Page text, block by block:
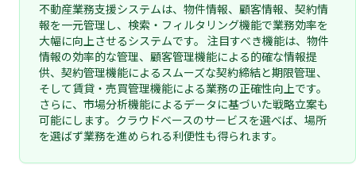
不動産業務支援システムは、物件情報、顧客情報、契約情
報を一元管理し、検索・フィルタリング機能で業務効率を
大幅に向上させるシステムです。 注目すべき機能は、物件
情報の効率的な管理、顧客管理機能による的確な情報提
供、契約管理機能によるスムーズな契約締結と期限管理、
そして賃貸・売買管理機能による業務の正確性向上です。
さらに、市場分析機能によるデータに基づいた戦略立案も
可能にします。クラウドベースのサービスを選べば、場所
を選ばず業務を進められる利便性も得られます。